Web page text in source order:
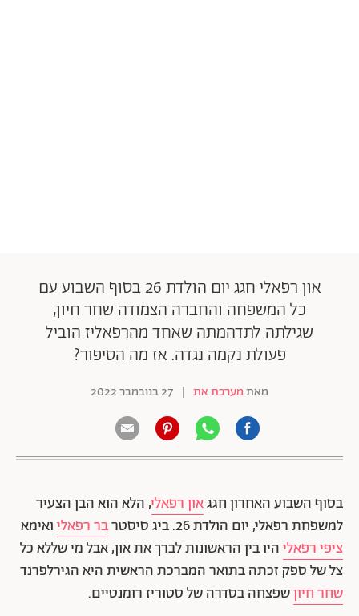
און רפאלי חגג יום הולדת 26 בסוף השבוע עם
כל המשפחה והחברה הצמודה שחר חיון,
שגילתה לתדהמתה שאחד מהרפאליז הוביל
פעולת נקמה נגדה. אז מה הסיפור?
מאתמערכת את | 27 בנובמבר 2022
בסוף השבוע האחרון חגגאון רפאלי, הלא הוא הבן הצעיר
למשפחת רפאלי, יום הולדת 26. ביג סיסטר
בר רפאליואימא
ציפי רפאליהיו בין הראשונות לברך את און, אבל מי שללא כל
צל של ספק זכתה בתואר המברכת הראשית היא הגירלפרנד
שחר חיוןשפצחה בסדרה של סטוריז רומנטיים.